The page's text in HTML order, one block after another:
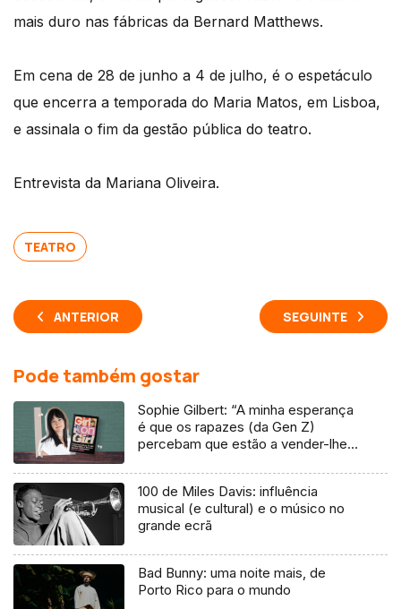
mais duro nas fábricas da Bernard Matthews.
Em cena de 28 de junho a 4 de julho, é o espetáculo
que encerra a temporada do Maria Matos, em Lisboa,
e assinala o fim da gestão pública do teatro.
Entrevista da Mariana Oliveira.
TEATRO
ANTERIOR SEGUINTE
Pode também gostar
Sophie Gilbert: “A minha esperança
é que os rapazes (da Gen Z)
percebam que estão a vender-lhes
100 de Miles Davis: influência
musical (e cultural) e o músico no
grande ecrã
Bad Bunny: uma noite mais, de
Porto Rico para o mundo